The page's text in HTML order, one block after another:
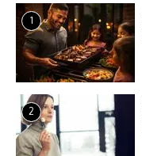
1
2